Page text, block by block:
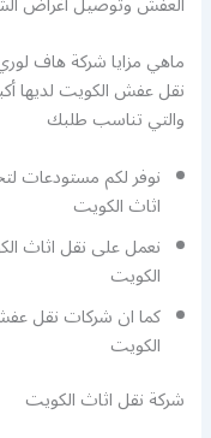
ماهي مزايا شركة هاف
نقل عفش الكويت لديها
والتي تناسب طلبك
نوفر لكم مستودعات
اثاث الكويت
نعمل على نقل اثاث
الكويت
كما ان شركات نقل
الكويت
شركة نقل اثاث الكويت